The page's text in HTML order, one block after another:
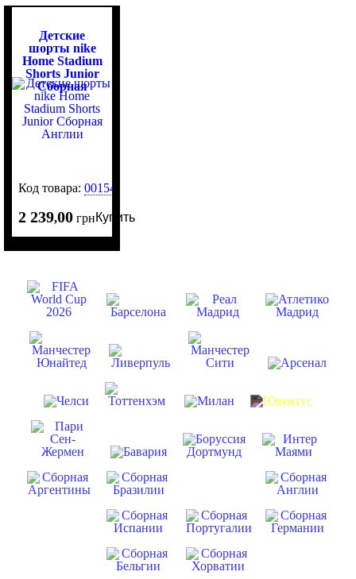
Детские
шорты nike
Home Stadium
Shorts Junior
Сборная
Англии
Код товара:0015467
2 239,00 грнКупить